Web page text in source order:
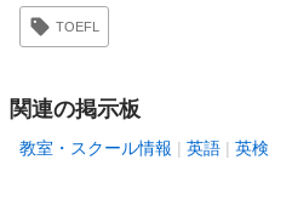
TOEFL
関連の掲示板
教室・スクール情報 英語 英検